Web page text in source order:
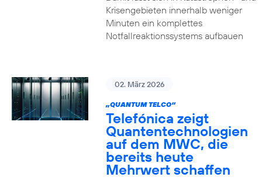
Krisengebieten innerhalb weniger
Minuten ein komplettes
Notfallreaktionssystems aufbauen
02. März 2026
„QUANTUM TELCO“
Telefónica zeigt
Quanten­technologien
auf dem MWC, die
bereits heute
Mehrwert schaffen